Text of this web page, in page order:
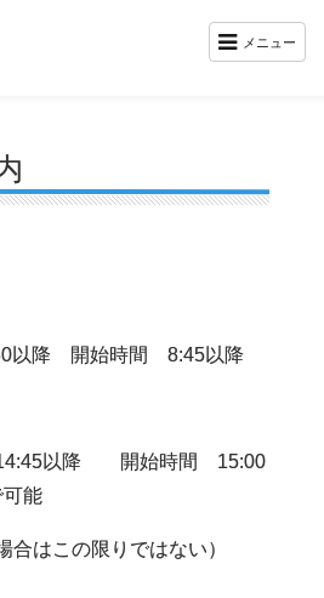
メニュー
降 開始時間 8:45以降
以降 開始時間 15:00
能
合はこの限りではない）